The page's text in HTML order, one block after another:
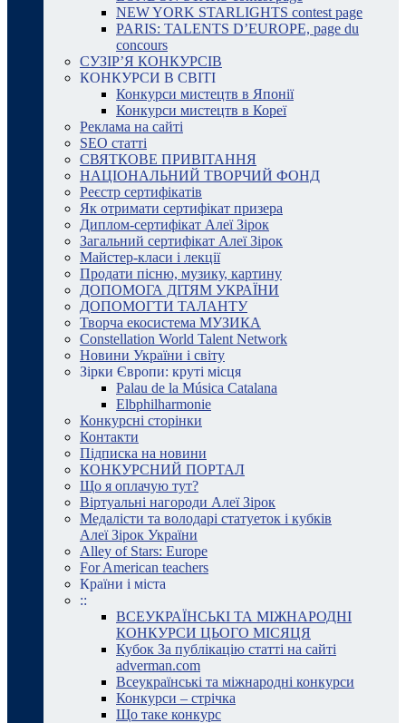
NEW YORK STARLIGHTS contest page
PARIS: TALENTS D’EUROPE, page du
concours
СУЗІР’Я КОНКУРСІВ
КОНКУРСИ В СВІТІ
Конкурси мистецтв в Японії
Конкурси мистецтв в Кореї
Реклама на сайті
SEO статті
СВЯТКОВЕ ПРИВІТАННЯ
НАЦІОНАЛЬНИЙ ТВОРЧИЙ ФОНД
Реєстр сертифікатів
Як отримати сертифікат призера
Диплом-сертифікат Алеї Зірок
Загальний сертифікат Алеї Зірок
Майстер-класи і лекції
Продати пісню, музику, картину
ДОПОМОГА ДІТЯМ УКРАЇНИ
ДОПОМОГТИ ТАЛАНТУ
Творча екосистема МУЗИКА
Constellation World Talent Network
Новини України і світу
Зірки Європи: круті місця
Palau de la Música Catalana
Elbphilharmonie
Конкурсні сторінки
Контакти
Підписка на новини
КОНКУРСНИЙ ПОРТАЛ
Що я оплачую тут?
Віртуальні нагороди Алеї Зірок
Медалісти та володарі статуеток і кубків
Алеї Зірок України
Alley of Stars: Europe
For American teachers
Країни і міста
::
ВСЕУКРАЇНСЬКІ ТА МІЖНАРОДНІ
КОНКУРСИ ЦЬОГО МІСЯЦЯ
Кубок За публікацію статті на сайті
adverman.com
Всеукраїнські та міжнародні конкурси
Конкурси – стрічка
Що таке конкурс